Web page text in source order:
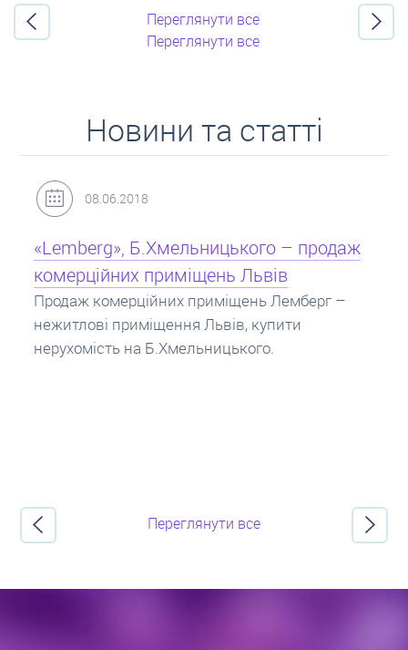
Переглянути все
Переглянути все
Новини та статті
31.05.2018
Кредит під заставу нерухомості: іпотека
Іпотека на квартиру – кредит на житло під
заставу нерухомості. Купити в іпотеку – що
потрібно знати? Консультація від Експертів
про іпотечні кредити.
Переглянути все